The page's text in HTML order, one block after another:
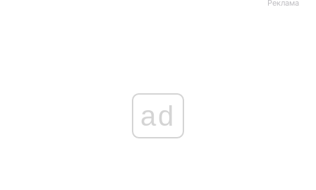
Реклама
ad